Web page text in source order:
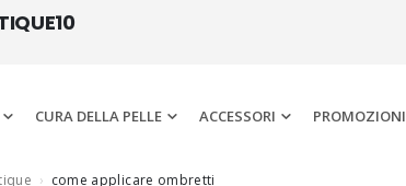
CURA DELLA PELLE ACCESSORI PROMOZIONI
come applicare ombretti